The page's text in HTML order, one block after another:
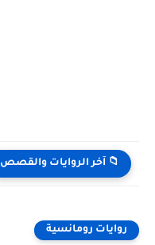
📁 آخر الروايات والقصص
روايات رومانسية